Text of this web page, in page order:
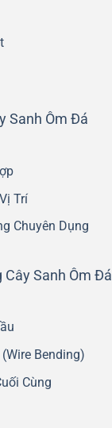
Sanh Ôm Đá
Trí
Chuyên Dụng
Cây Sanh Ôm Đá
Bending)
Cùng